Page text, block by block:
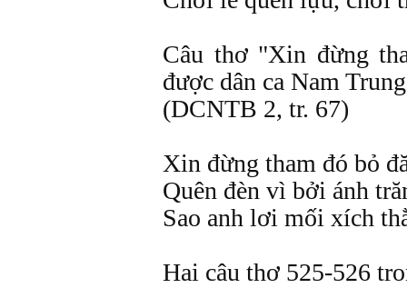
Câu thơ "Xin đừng
được dân ca Nam
(DCNTB 2, tr. 67)
Xin đừng tham đó bỏ
Quên đèn vì bởi ánh
Sao anh lơi mối xích
Hai câu thơ 525-526